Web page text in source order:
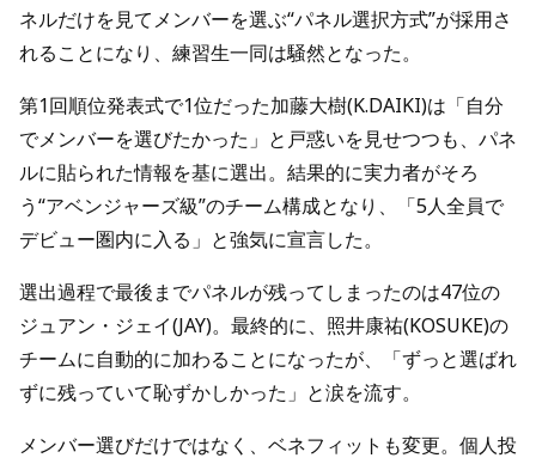
ネルだけを見てメンバーを選ぶ“パネル選択方式”が採用さ
れることになり、練習生一同は騒然となった。
第1回順位発表式で1位だった加藤大樹(K.DAIKI)は「自分
でメンバーを選びたかった」と戸惑いを見せつつも、パネ
ルに貼られた情報を基に選出。結果的に実力者がそろ
う“アベンジャーズ級”のチーム構成となり、「5人全員で
デビュー圏内に入る」と強気に宣言した。
選出過程で最後までパネルが残ってしまったのは47位の
ジュアン・ジェイ(JAY)。最終的に、照井康祐(KOSUKE)の
チームに自動的に加わることになったが、「ずっと選ばれ
ずに残っていて恥ずかしかった」と涙を流す。
メンバー選びだけではなく、ベネフィットも変更。個人投